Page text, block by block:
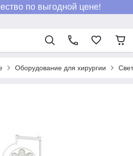
по выгодной цене!
Оборудование для хирургии